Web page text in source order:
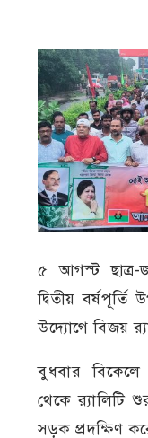
৫ আগস্ট ছাত্র-
দ্বিতীয়
উদ্যোগে বিজয়
বুধবার
থেকে র‍্যালিটি
সড়ক প্রদক্ষিণ